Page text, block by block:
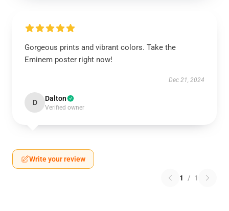
Gorgeous prints and vibrant colors. Take the
Eminem poster right now!
Dec 21, 2024
D Dalton
Verified owner
Write your review
1 / 1